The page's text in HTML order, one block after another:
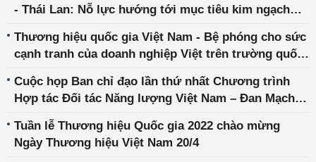
- Thái Lan: Nỗ lực hướng tới mục tiêu kim ngạch
hơn quan hệ đối tác kinh tế-thương mại trong giai
đoạn hậu Covid
Thương hiệu quốc gia Việt Nam - Bệ phóng cho sức
cạnh tranh của doanh nghiệp Việt trên trường quốc
Cuộc họp Ban chỉ đạo lần thứ nhất Chương trình
Hợp tác Đối tác Năng lượng Việt Nam – Đan Mạch
Tuần lễ Thương hiệu Quốc gia 2022 chào mừng
Ngày Thương hiệu Việt Nam 20/4